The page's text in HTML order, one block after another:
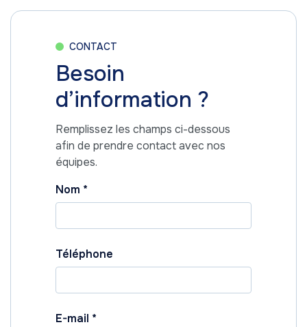
CONTACT
Besoin
d’information ?
Remplissez les champs ci-dessous
afin de prendre contact avec nos
équipes.
Nom *
Téléphone
E-mail *